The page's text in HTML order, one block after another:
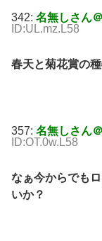
342: 名無しさん
ID:UL.mz.L58
春天と菊花賞の
357: 名無しさん
ID:OT.0w.L58
なぁ今からでも
いか？